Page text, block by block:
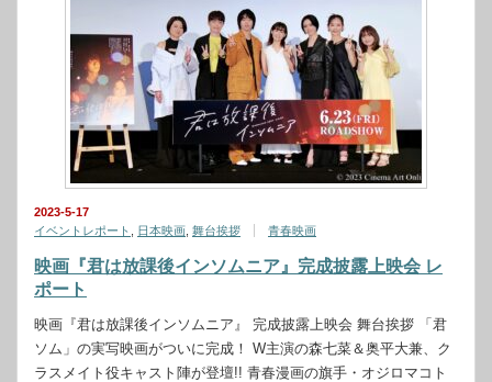
2023-5-17
イベントレポート
日本映画 舞台挨拶 青春映画
映画『君は放課後インソムニア』完成披露上映会 レ
ポート
映画『君は放課後インソムニア』 完成披露上映会 舞台挨拶 「君
ソム」の実写映画がついに完成！ W主演の森七菜＆奥平大兼、ク
ラスメイト役キャスト陣が登壇!! ⻘春漫画の旗手・オジロマコト